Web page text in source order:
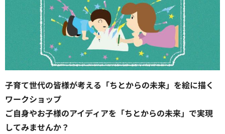
子育て世代の皆様が考える「ちとからの未来」を絵に描く
ワークショップ
ご自身やお子様のアイディアを「ちとからの未来」で実現
してみませんか？